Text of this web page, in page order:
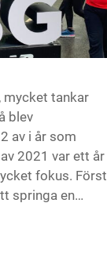
mycket tankar
blev
av i år som
2021 var ett år
fokus. Först
springa en…